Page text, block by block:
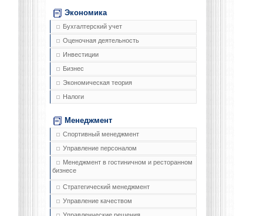
Экономика
Бухгалтерский учет
Оценочная деятельность
Инвестиции
Бизнес
Экономическая теория
Налоги
Менеджмент
Спортивный менеджмент
Управление персоналом
Менеджмент в гостиничном и ресторанном
бизнесе
Стратегический менеджмент
Управление качеством